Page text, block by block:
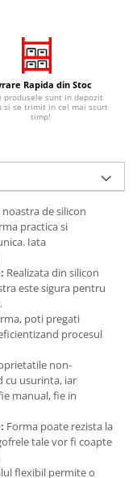
Rapida din Stoc
produsele sunt in depozit
si se trimit in cel mai scurt
timp!
de silicon
practica si
Iata
Realizata din silicon
este sigura pentru
poti pregati
procesul
non-
cu usurinta, iar
manual, fie in
Forma poate rezista la
tale vor fi coapte
flexibil permite o